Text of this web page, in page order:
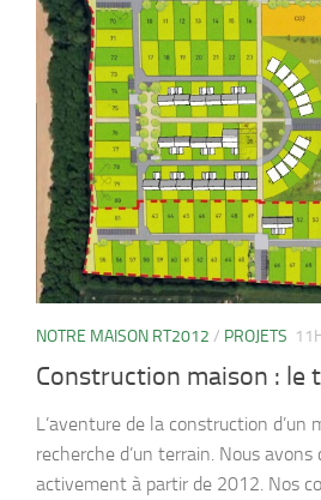
NOTRE MAISON RT2012 / PROJETS
Construction maison : le
L’aventure de la construction d’un
recherche d’un terrain. Nous
activement à partir de 2012. Nos